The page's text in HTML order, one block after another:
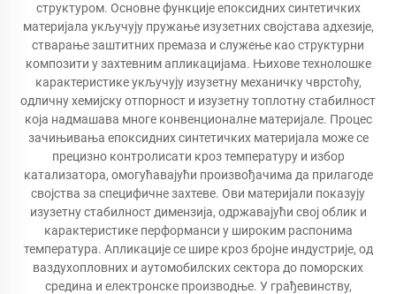
структуром. Основне функције епоксидних синтетичких
материјала укључују пружање изузетних својстава адхезије,
стварање заштитних премаза и служење као структурни
композити у захтевним апликацијама. Њихове технолошке
карактеристике укључују изузетну механичку чврстоћу,
одличну хемијску отпорност и изузетну топлотну стабилност
која надмашава многе конвенционалне материјале. Процес
зачињивања епоксидних синтетичких материјала може се
прецизно контролисати кроз температуру и избор
катализатора, омогућавајући произвођачима да прилагоде
својства за специфичне захтеве. Ови материјали показују
изузетну стабилност димензија, одржавајући свој облик и
карактеристике перформанси у широким распонима
температура. Апликације се шире кроз бројне индустрије, од
ваздухопловних и аутомобилских сектора до поморских
средина и електронске производње. У грађевинству,